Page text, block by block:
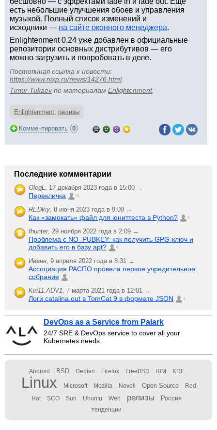
есть небольшие улучшения обоев и управления
музыкой. Полный список изменений и
исходники — на сайте оконного менеджера.
Enlightenment 0.24 уже добавлен в официальные
репозитории основных дистрибутивов — его
можно загрузить и попробовать в деле.
Постоянная ссылка к новости:
https://www.nixp.ru/news/14276.html.
Timur Tukaevпо материалам Enlightenment.
Enlightenment, релизы
Комментировать (0)
Последние комментарии
OlegL, 17 декабря 2023 года в 15:00 →
Перекличка 21
REDkiy, 8 июня 2023 года в 9:09 →
Как «замокать» файл для юниттеста в Python? 2
fhunter, 29 ноября 2022 года в 2:09 →
Проблема с NO_PUBKEY: как получить GPG-ключ и
добавить его в базу apt?
6
Иванн, 9 апреля 2022 года в 8:31 →
Ассоциация РАСПО провела первое учредительное
собрание
1
Kiri11.ADV1, 7 марта 2021 года в 12:01 →
Логи catalina.out в TomCat 9 в формате JSON 1
DevOps as a Service from Palark
24/7 SRE & DevOps service to cover all your
Kubernetes needs.
Android BSD Debian Firefox FreeBSD IBM KDE
Linux Microsoft Mozilla Novell Open Source Red
Hat SCO Sun Ubuntu Web релизы Россия
тенденции